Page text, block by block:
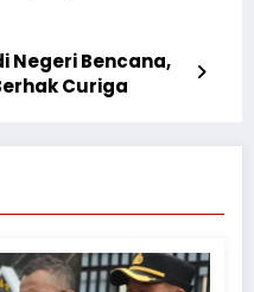
Negeri Bencana,
Curiga